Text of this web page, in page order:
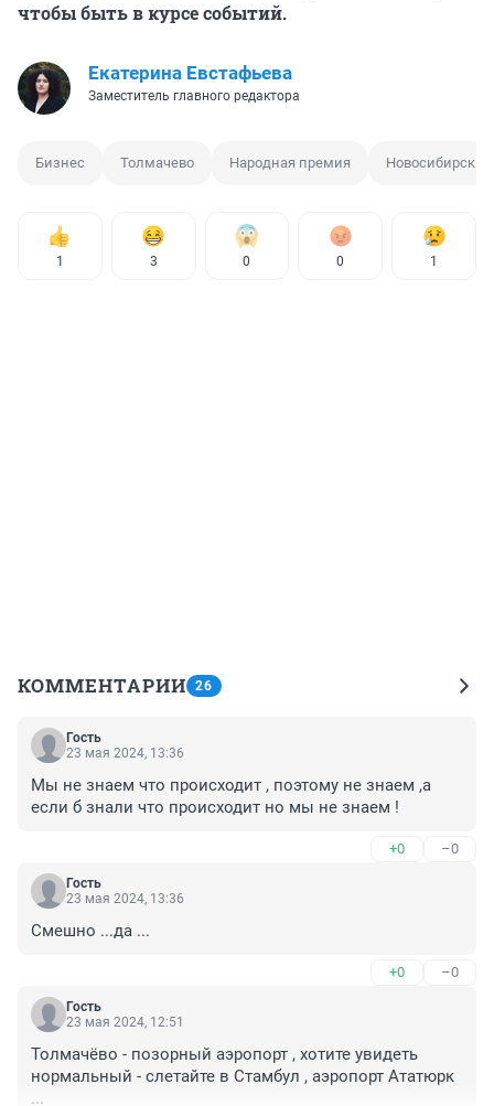
чтобы быть в курсе событий.
Екатерина Евстафьева
Заместитель главного редактора
Бизнес Толмачево Народная премия Новосибирск
1 3 0 0 1
КОММЕНТАРИИ 26
Гость
23 мая 2024, 13:36
Мы не знаем что происходит , поэтому не знаем ,а
если б знали что происходит но мы не знаем !
+0 –0
Гость
23 мая 2024, 13:36
Смешно ...да ...
+0 –0
Гость
23 мая 2024, 12:51
Толмачёво - позорный аэропорт , хотите увидеть
нормальный - слетайте в Стамбул , аэропорт Ататюрк
...